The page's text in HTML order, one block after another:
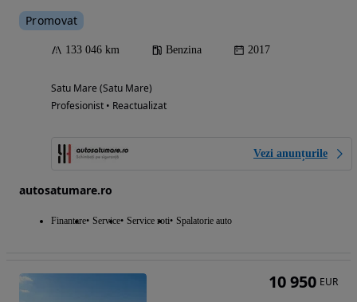
Promovat
133 046 km Benzina 2017
Satu Mare (Satu Mare)
Profesionist • Reactualizat
Vezi anunțurile
autosatumare.ro
Finantare Service Service roti Spalatorie auto
10 950 EUR